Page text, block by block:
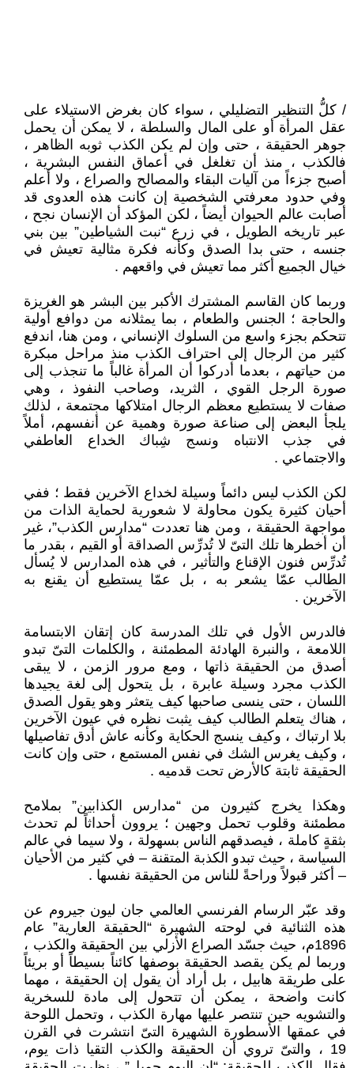
/ كلُّ التنظير التضليلي ، سواء كان بغرض الاستيلاء على
عقل المرأة أو على المال والسلطة ، لا يمكن أن يحمل
جوهر الحقيقة ، حتى وإن لم يكن الكذب ثوبه الظاهر ،
فالكذب ، منذ أن تغلغل في أعماق النفس البشرية ،
أصبح جزءاً من آليات البقاء والمصالح والصراع ، ولا أعلم
وفي حدود معرفتي الشخصية إن كانت هذه العدوى قد
أصابت عالم الحيوان أيضاً ، لكن المؤكد أن الإنسان نجح ،
عبر تاريخه الطويل ، في زرع “نبت الشياطين” بين بني
جنسه ، حتى بدا الصدق وكأنه فكرة مثالية تعيش في
خيال الجميع أكثر مما تعيش في واقعهم .
وربما كان القاسم المشترك الأكبر بين البشر هو الغريزة
والحاجة ؛ الجنس والطعام ، بما يمثلانه من دوافع أولية
تتحكم بجزء واسع من السلوك الإنساني ، ومن هنا، اندفع
كثير من الرجال إلى احتراف الكذب منذ مراحل مبكرة
من حياتهم ، بعدما أدركوا أن المرأة غالباً ما تنجذب إلى
صورة الرجل القوي ، الثريد، وصاحب النفوذ ، وهي
صفات لا يستطيع معظم الرجال امتلاكها مجتمعة ، لذلك
يلجأ البعض إلى صناعة صورة وهمية عن أنفسهم، أملاً
في جذب الانتباه ونسج شِباك الخداع العاطفي
والاجتماعي .
لكن الكذب ليس دائماً وسيلة لخداع الآخرين فقط ؛ ففي
أحيان كثيرة يكون محاولة لا شعورية لحماية الذات من
مواجهة الحقيقة ، ومن هنا تعددت “مدارس الكذب”، غير
أن أخطرها تلك التىّ لا تُدرِّس الصداقة أو القيم ، بقدر ما
تُدرِّس فنون الإقناع والتأثير ، في هذه المدارس لا يُسأل
الطالب عمّا يشعر به ، بل عمّا يستطيع أن يقنع به
الآخرين .
فالدرس الأول في تلك المدرسة كان إتقان الابتسامة
اللامعة ، والنبرة الهادئة المطمئنة ، والكلمات التىّ تبدو
أصدق من الحقيقة ذاتها ، ومع مرور الزمن ، لا يبقى
الكذب مجرد وسيلة عابرة ، بل يتحول إلى لغة يجيدها
اللسان ، حتى ينسى صاحبها كيف يتعثر وهو يقول الصدق
، هناك يتعلم الطالب كيف يثبت نظره في عيون الآخرين
بلا ارتباك ، وكيف ينسج الحكاية وكأنه عاش أدق تفاصيلها
، وكيف يغرس الشك في نفس المستمع ، حتى وإن كانت
الحقيقة ثابتة كالأرض تحت قدميه .
وهكذا يخرج كثيرون من “مدارس الكذابين” بملامح
مطمئنة وقلوب تحمل وجهين ؛ يروون أحداثاً لم تحدث
بثقةٍ كاملة ، فيصدقهم الناس بسهولة ، ولا سيما في عالم
السياسة ، حيث تبدو الكذبة المتقنة – في كثير من الأحيان
– أكثر قبولاً وراحةً للناس من الحقيقة نفسها .
وقد عبّر الرسام الفرنسي العالمي جان ليون جيروم عن
هذه الثنائية في لوحته الشهيرة “الحقيقة العارية” عام
1896م، حيث جسّد الصراع الأزلي بين الحقيقة والكذب ،
وربما لم يكن يقصد الحقيقة بوصفها كائناً بسيطاً أو بريئاً
على طريقة هابيل ، بل أراد أن يقول إن الحقيقة ، مهما
كانت واضحة ، يمكن أن تتحول إلى مادة للسخرية
والتشويه حين تنتصر عليها مهارة الكذب ، وتحمل اللوحة
في عمقها الأسطورة الشهيرة التىّ انتشرت في القرن
19 ، والتىّ تروي أن الحقيقة والكذب التقيا ذات يوم،